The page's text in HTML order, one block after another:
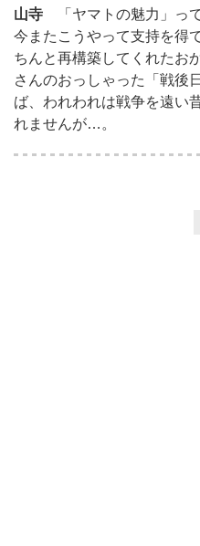
山寺 「ヤマトの魅力」っ
今またこうやって支持を得
ちんと再構築してくれたお
さんのおっしゃった「戦後
ば、われわれは戦争を遠い
れませんが…。